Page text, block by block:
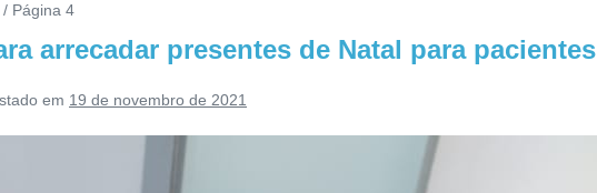
/ Página 4
arrecadar presentes de Natal para pacientes
em 19 de novembro de 2021